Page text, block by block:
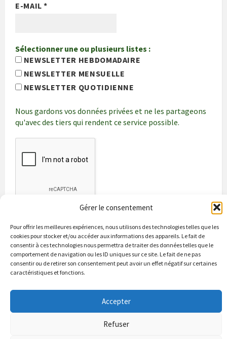
Gérer le consentement
Pour offrir les meilleures expériences, nous utilisons des technologies telles que les
cookies pour stocker et/ou accéder aux informations des appareils. Le fait de
consentir à ces technologies nous permettra de traiter des données telles que le
comportement de navigation ou les ID uniques sur ce site. Le fait de ne pas
consentir ou de retirer son consentement peut avoir un effet négatif sur certaines
caractéristiques et fonctions.
Accepter
Refuser
E-MAIL*
Sélectionner une ou plusieurs listes :
NEWSLETTER HEBDOMADAIRE
NEWSLETTER MENSUELLE
NEWSLETTER QUOTIDIENNE
Nous gardons vos données privées et ne les partageons
qu'avec des tiers qui rendent ce service possible.
Les bonnes adresses
Contacts & renseignements
© 2026 Site officiel de la commune de Puycapel dans le Cantal
Conformité à la loi RGPD